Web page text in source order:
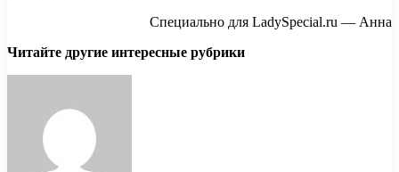
Специально для LadySpecial.ru — Анна
Читайте другие интересные рубрики